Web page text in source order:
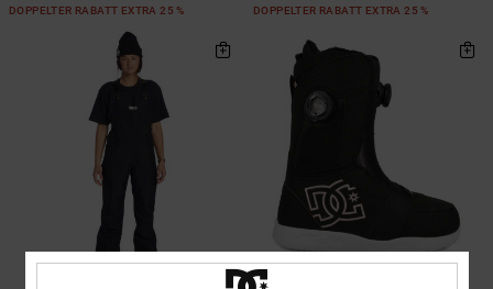
DOPPELTER RABATT EXTRA 25 % DOPPELTER RABATT EXTRA 25 %